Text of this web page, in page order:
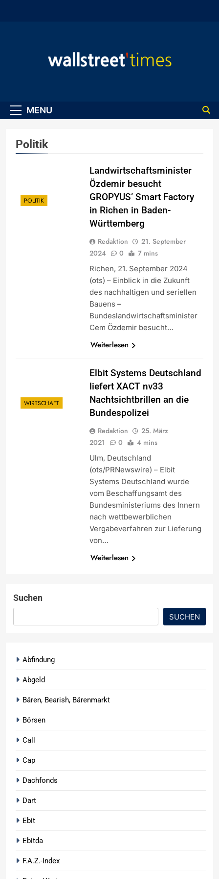
MENU
Politik
POLITIK
Landwirtschaftsminister
Özdemir besucht
GROPYUS‘ Smart Factory
in Richen in Baden-
Württemberg
Redaktion
21. September
2024
0 7 mins
Richen, 21. September 2024
(ots) – Einblick in die Zukunft
des nachhaltigen und seriellen
Bauens –
Bundeslandwirtschaftsminister
Cem Özdemir besucht…
Weiterlesen
WIRTSCHAFT
Elbit Systems Deutschland
liefert XACT nv33
Nachtsichtbrillen an die
Bundespolizei
Redaktion
25. März
2021
0 4 mins
Ulm, Deutschland
(ots/PRNewswire) – Elbit
Systems Deutschland wurde
vom Beschaffungsamt des
Bundesministeriums des Innern
nach wettbewerblichen
Vergabeverfahren zur Lieferung
von…
Weiterlesen
Suchen
SUCHEN
Abfindung
Abgeld
Bären, Bearish, Bärenmarkt
Börsen
Call
Cap
Dachfonds
Dart
Ebit
Ebitda
F.A.Z.-Index